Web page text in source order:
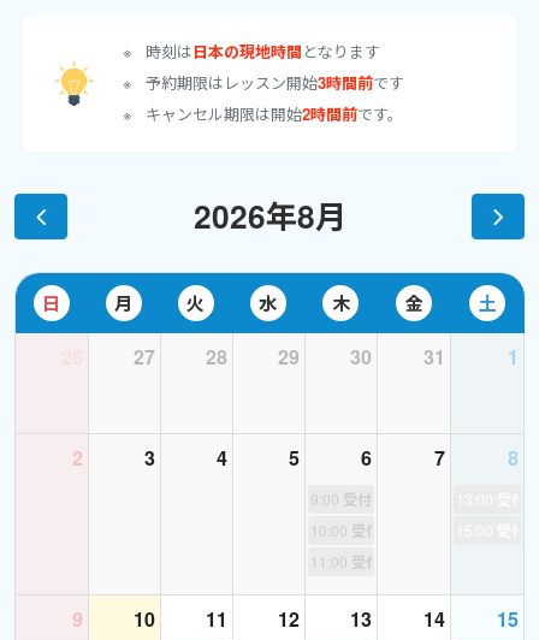
的で深いテーマを英語で議論するセッションにも対応
・初級の方には、「話せるようになりたい！」という思いに寄り
添って、ゆっくり・しっかりサポート
・中上級の方には、記事や時事テーマを使った意見交換の練習
・やり直し英語の方には、「今だからこそ身につけたい」気持ち
私は、初級の方のBroken Englishが大好きです。
完璧じゃなくていいんです。
その一言こそ、英語が“自分の言葉”になり始めた瞬間。
時刻は日本の現地時間 となります
予約期限はレッスン開始3時間前です
キャンセル期限は開始2時間前です。
2026年8月
日 月 火 水 木 金 土
27 28 29 30 31 1
2 3 4 5 6
9:00 受付終了
10:00 受付終了
11:00 受付終了
7 8
9 10 11 12 13 14 15